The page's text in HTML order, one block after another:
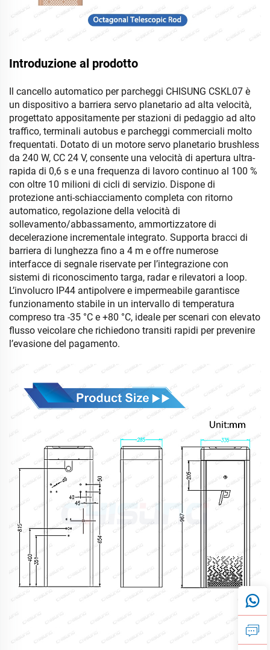
Introduzione al prodotto
Il cancello automatico per parcheggi CHISUNG CSKL07 è
un dispositivo a barriera servo planetario ad alta velocità,
progettato appositamente per stazioni di pedaggio ad alto
traffico, terminali autobus e parcheggi commerciali molto
frequentati. Dotato di un motore servo planetario brushless
da 240 W, CC 24 V, consente una velocità di apertura ultra-
rapida di 0,6 s e una frequenza di lavoro continuo al 100 %
con oltre 10 milioni di cicli di servizio. Dispone di
protezione anti-schiacciamento completa con ritorno
automatico, regolazione della velocità di
sollevamento/abbassamento, ammortizzatore di
decelerazione incrementale integrato. Supporta bracci di
barriera di lunghezza fino a 4 m e offre numerose
interfacce di segnale riservate per l’integrazione con
sistemi di riconoscimento targa, radar e rilevatori a loop.
L’involucro IP44 antipolvere e impermeabile garantisce
funzionamento stabile in un intervallo di temperatura
compreso tra -35 °C e +80 °C, ideale per scenari con elevato
flusso veicolare che richiedono transiti rapidi per prevenire
l’evasione del pagamento.